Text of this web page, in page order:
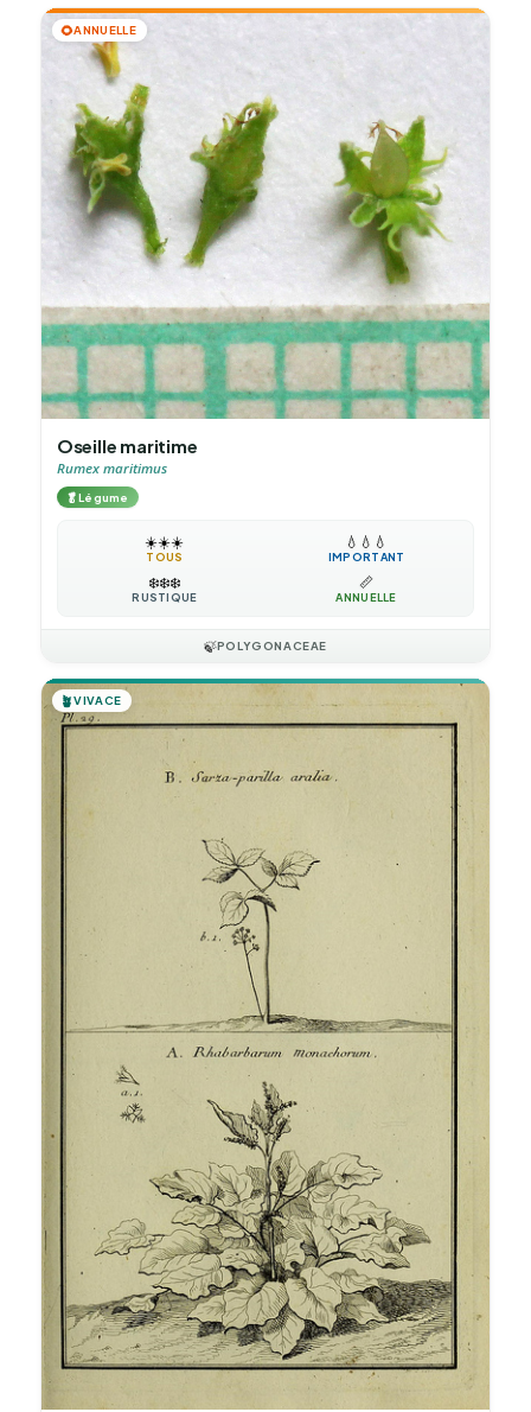
🌻ANNUELLE
Oseille maritime
Rumex maritimus
🥬Légume
☀️☀️☀️
TOUS
💧 💧 💧
IMPORTANT
❄️❄️❄️
RUSTIQUE
📏
ANNUELLE
🍃POLYGONACEAE
🪴VIVACE